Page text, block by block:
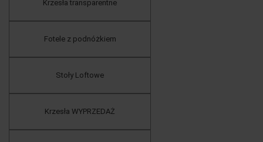
Krzesła transparentne
Fotele z podnóżkiem
Stoły Loftowe
Krzesła WYPRZEDAŻ